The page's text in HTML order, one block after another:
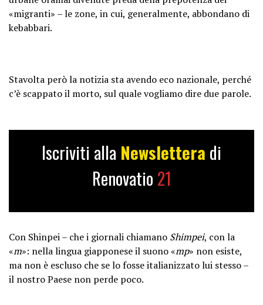
«migranti» – le zone, in cui, generalmente, abbondano di
kebabbari.
Stavolta però la notizia sta avendo eco nazionale, perché
c’è scappato il morto, sul quale vogliamo dire due parole.
Iscriviti alla Newslettera di
Renovatio 21
Con Shinpei – che i giornali chiamano Shimpei, con la
«m»: nella lingua giapponese il suono «mp» non esiste,
ma non è escluso che se lo fosse italianizzato lui stesso –
il nostro Paese non perde poco.